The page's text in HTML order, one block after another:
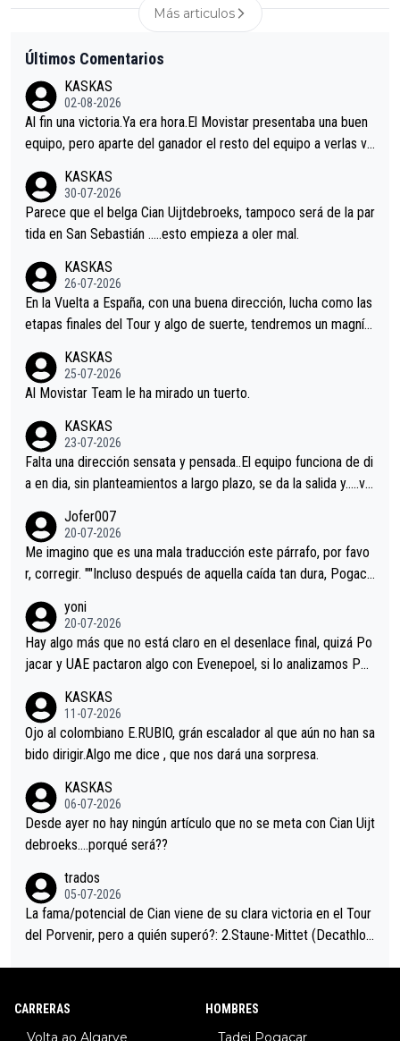
Más articulos
Últimos Comentarios
KASKAS
02-08-2026
Al fin una victoria.Ya era hora.El Movistar presentaba una buen
equipo, pero aparte del ganador el resto del equipo a verlas ve
s.La única buena noticia es la mejoría de Enric Más en San Seb
astian.Si en la Vuelta a Burgos sigue la mejoría, podríamos ten
er alguna sorpresa en la Vuelta.Ojalá.
KASKAS
30-07-2026
Parece que el belga Cian Uijtdebroeks, tampoco será de la par
tida en San Sebastián …..esto empieza a oler mal.
KASKAS
26-07-2026
En la Vuelta a España, con una buena dirección, lucha como las
etapas finales del Tour y algo de suerte, tendremos un magnífi
KASKAS
25-07-2026
Al Movistar Team le ha mirado un tuerto.
KASKAS
23-07-2026
Falta una dirección sensata y pensada..El equipo funciona de di
a en dia, sin planteamientos a largo plazo, se da la salida y…..ve
Minguez, Velez etc etc.Me da pena vivir estos momentos tan
tristes sin victorias.
Jofer007
20-07-2026
Me imagino que es una mala traducción este párrafo, por favo
r, corregir. ""Incluso después de aquella caída tan dura, Pogaca
permaneció pegado a su rueda. Parecía increíble la forma en l
a que era capaz de controlar el miedo", recordó."
yoni
20-07-2026
Hay algo más que no está claro en el desenlace final, quizá Po
jacar y UAE pactaron algo con Evenepoel, si lo analizamos Poj
i sin pedalear, luego está el saludo con Evenepoel dándose la
mano de una manera muy fraternal, más allá de los típicos toqu
es en el hombro con que saludaba a Vingegard. Ahí hubo una in
eta, a ver si por querer poner a Del Toro con calzador en posi
ción de podio UAE y Pojacar se van complicar el tour.
KASKAS
11-07-2026
Ojo al colombiano E.RUBIO, grán escalador al que aún no han sa
bido dirigir.Algo me dice , que nos dará una sorpresa.
KASKAS
06-07-2026
Desde ayer no hay ningún artículo que no se meta con Cian Uijt
debroeks….porqué será??
trados
05-07-2026
La fama/potencial de Cian viene de su clara victoria en el Tour
del Porvenir, pero a quién superó?: 2.Staune-Mittet (Decathlon,
8.Lenny Martinez (Bahrein), 9. Van Belle (Visma), 10. Vacek (Li
CARRERAS
Volta ao Algarve
HOMBRES
Tadej Pogacar